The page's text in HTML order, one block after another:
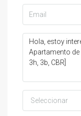
Seleccionar